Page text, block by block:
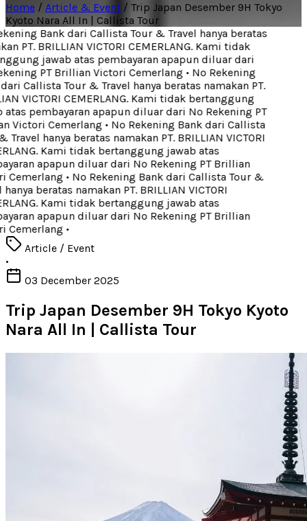
Home / Article & Event / Trip Japan Desember 9H Tokyo
Kyoto Nara All In | Callista Tour
Bank dari Callista Tour & Travel hanya beratas
PT. BRILLIAN VICTORI CEMERLANG. Kami tidak
jawab atas pembayaran apapun diluar dari
PT Brillian Victori Cemerlang• No Rekening
Callista Tour & Travel hanya beratas namakan PT.
VICTORI CEMERLANG. Kami tidak bertanggung
pembayaran apapun diluar dari No Rekening PT
Victori Cemerlang• No Rekening Bank dari Callista
Travel hanya beratas namakan PT. BRILLIAN VICTORI
Kami tidak bertanggung jawab atas
apapun diluar dari No Rekening PT Brillian
Cemerlang• No Rekening Bank dari Callista Tour &
beratas namakan PT. BRILLIAN VICTORI
Kami tidak bertanggung jawab atas
apapun diluar dari No Rekening PT Brillian
Cemerlang•
Article / Event
•
03 December 2025
Trip Japan Desember 9H Tokyo Kyoto
Nara All In | Callista Tour